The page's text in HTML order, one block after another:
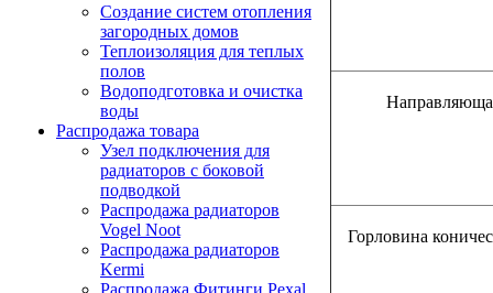
Создание систем отопления
загородных домов
Теплоизоляция для теплых
полов
Водоподготовка и очистка
воды
Распродажа товара
Узел подключения для
радиаторов с боковой
подводкой
Распродажа радиаторов
Vogel Noot
Распродажа радиаторов
Kermi
Распродажа Фитинги Pexal
Горловина